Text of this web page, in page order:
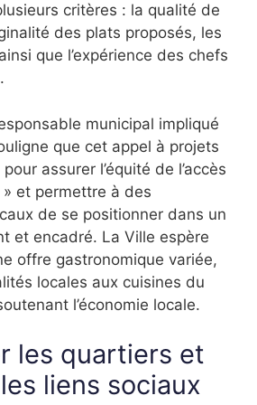
critères : la qualité de
des plats proposés, les
que l’expérience des chefs
municipal impliqué
que cet appel à projets
assurer l’équité de l’accès
» et permettre à des
de se positionner dans un
et encadré. La Ville espère
offre gastronomique variée,
locales aux cuisines du
l’économie locale.
les quartiers et
liens sociaux